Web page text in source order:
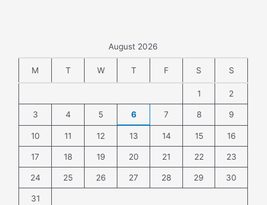
August 2026
M T W T F S S
1 2
3 4 5 6 7 8 9
10 11 12 13 14 15 16
17 18 19 20 21 22 23
24 25 26 27 28 29 30
31